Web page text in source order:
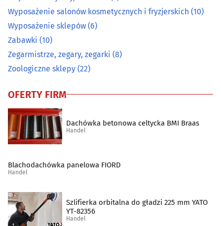
Radiokomunikacja
Rolne artykuły - skup, sprzedaż
Ryby i przetwory rybne(9)
Sklepy internetowe(30)
Sklepy muzyczne
Spożywcze artykuły(49)
Supermarkety
Szkło techniczne(2)
Wyposażenie salonów kosmetycznych i fryzjerskich (10)
Wyposażenie sklepów (6)
Zabawki (10)
Zegarmistrze, zegary, zegarki (8)
Zoologiczne sklepy (22)
OFERTY FIRM
Dachówka betonowa celtycka BMI Braas
Handel
Blachodachówka panelowa FIORD
Handel
Szlifierka orbitalna do gładzi 225 mm YATO
YT-82356
Handel